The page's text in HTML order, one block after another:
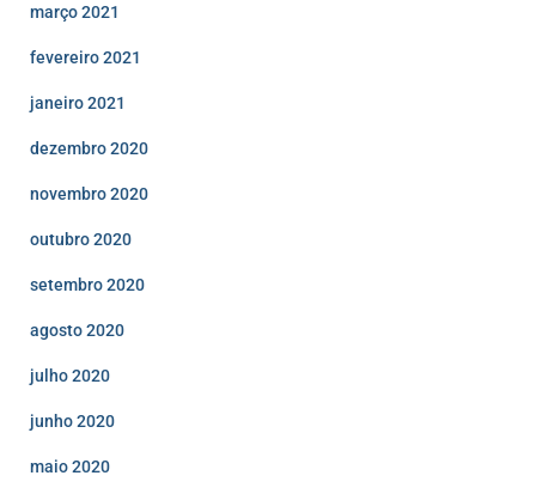
março 2021
fevereiro 2021
janeiro 2021
dezembro 2020
novembro 2020
outubro 2020
setembro 2020
agosto 2020
julho 2020
junho 2020
maio 2020